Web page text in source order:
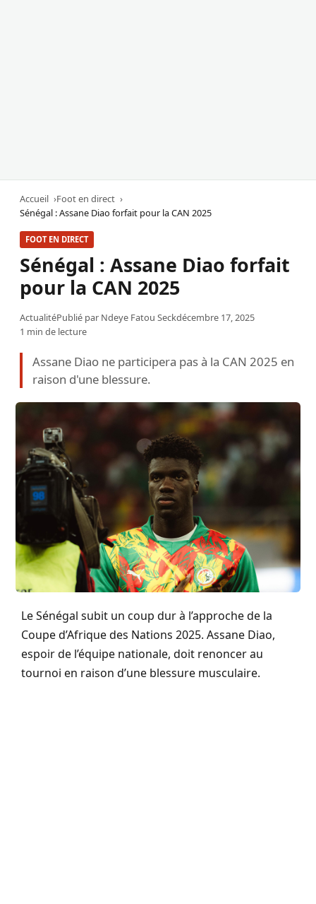
Accueil
Foot en direct
Sénégal : Assane Diao forfait pour la CAN 2025
FOOT EN DIRECT
Sénégal : Assane Diao forfait
pour la CAN 2025
ActualitéPublié par Ndeye Fatou Seckdécembre 17, 2025
1 min de lecture
Assane Diao ne participera pas à la CAN 2025 en
raison d'une blessure.
Le Sénégal subit un coup dur à l’approche de la
Coupe d’Afrique des Nations 2025. Assane Diao,
espoir de l’équipe nationale, doit renoncer au
tournoi en raison d’une blessure musculaire.